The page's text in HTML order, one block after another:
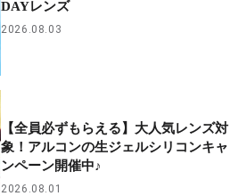
DAYレンズ
2026.08.03
【全員必ずもらえる】大人気レンズ対
象！アルコンの生ジェルシリコンキャ
ンペーン開催中♪
2026.08.01